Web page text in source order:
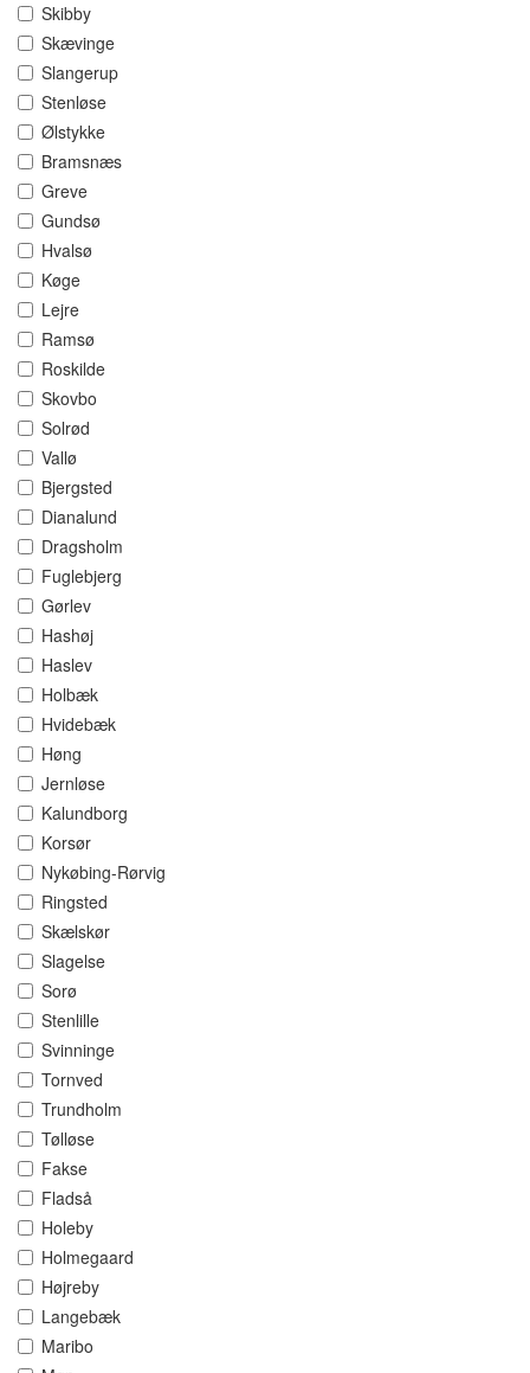
Skibby
Skævinge
Slangerup
Stenløse
Ølstykke
Bramsnæs
Greve
Gundsø
Hvalsø
Køge
Lejre
Ramsø
Roskilde
Skovbo
Solrød
Vallø
Bjergsted
Dianalund
Dragsholm
Fuglebjerg
Gørlev
Hashøj
Haslev
Holbæk
Hvidebæk
Høng
Jernløse
Kalundborg
Korsør
Nykøbing-Rørvig
Ringsted
Skælskør
Slagelse
Sorø
Stenlille
Svinninge
Tornved
Trundholm
Tølløse
Fakse
Fladså
Holeby
Holmegaard
Højreby
Langebæk
Maribo